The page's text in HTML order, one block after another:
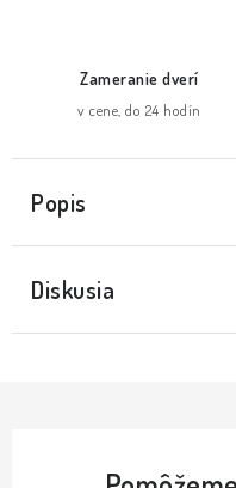
Zameranie dverí
v cene, do 24 hodín
Popis
Diskusia